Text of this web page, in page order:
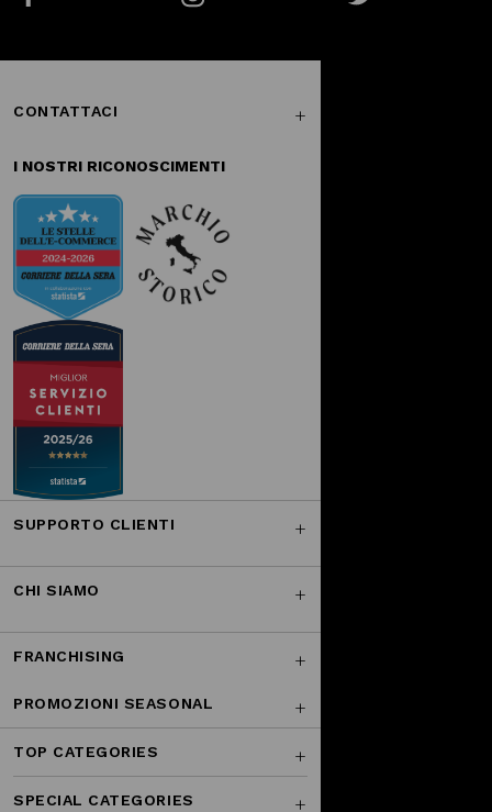
CONTATTACI
I NOSTRI RICONOSCIMENTI
SUPPORTO CLIENTI
CHI SIAMO
FRANCHISING
PROMOZIONI SEASONAL
TOP CATEGORIES
SPECIAL CATEGORIES